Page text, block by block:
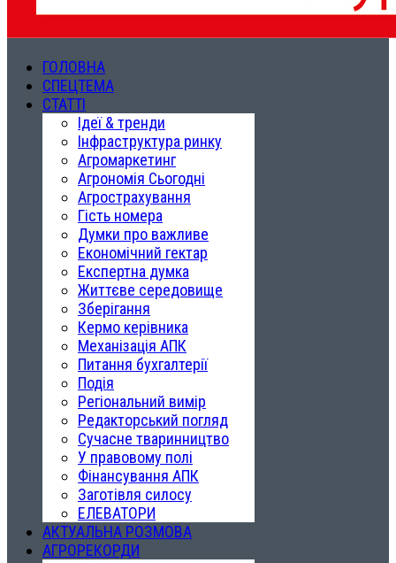
ГОЛОВНА
СПЕЦТЕМА
СТАТТІ
Ідеї & тренди
Інфраструктура ринку
Агромаркетинг
Агрономія Сьогодні
Агрострахування
Гість номера
Думки про важливе
Економічний гектар
Експертна думка
Життєве середовище
Зберігання
Кермо керівника
Механізація АПК
Питання бухгалтерії
Подія
Регіональний вимір
Редакторський погляд
Сучасне тваринництво
У правовому полі
Фінансування АПК
Заготівля силосу
ЕЛЕВАТОРИ
АКТУАЛЬНА РОЗМОВА
АГРОРЕКОРДИ